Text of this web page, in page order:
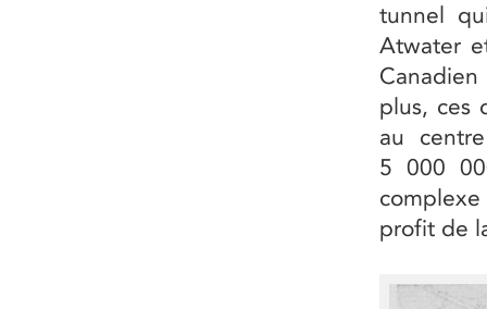
tunnel
Atwater
plus, ces
au
5 000
profit de